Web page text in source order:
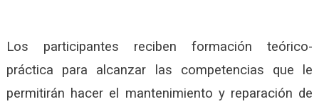
Los participantes reciben formación teórico-
práctica para alcanzar las competencias que le
permitirán hacer el mantenimiento y reparación de